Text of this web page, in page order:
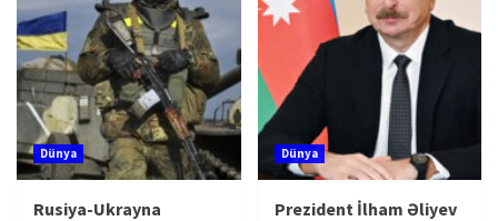
Dünya
Rusiya-Ukrayna
Dünya
Prezident İlham Əliyev